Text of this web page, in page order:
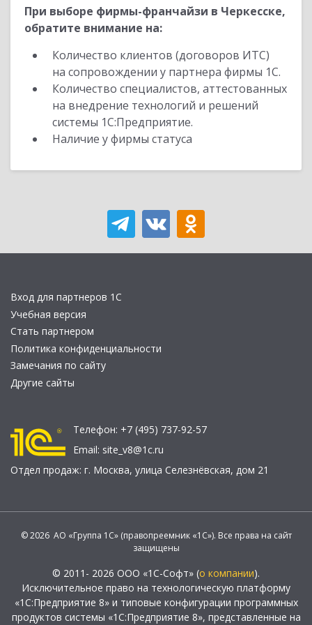
При выборе фирмы-франчайзи в Черкесске,
обратите внимание на:
Количество клиентов (договоров ИТС)
на сопровождении у партнера фирмы 1С.
Количество специалистов, аттестованных
на внедрение технологий и решений
системы 1С:Предприятие.
Наличие у фирмы статуса
Вход для партнеров 1С
Учебная версия
Стать партнером
Политика конфиденциальности
Замечания по сайту
Другие сайты
Телефон: +7 (495) 737-92-57
Email: site_v8@1c.ru
Отдел продаж: г. Москва, улица Селезнёвская, дом 21
© 2026 АО «Группа 1С» (правопреемник «1С»). Все права на сайт
защищены
© 2011- 2026 ООО «1С-Софт» (о компании).
Исключительное право на технологическую платформу
«1С:Предприятие 8» и типовые конфигурации программных
продуктов системы «1С:Предприятие 8», представленные на